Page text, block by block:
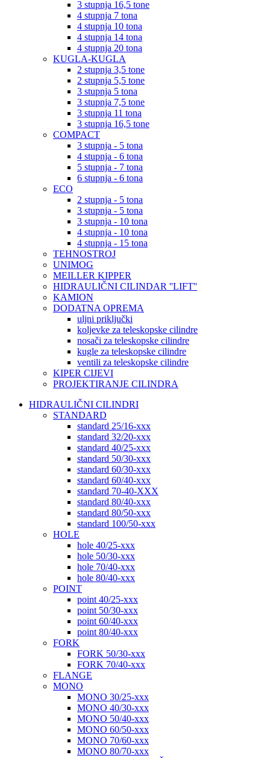
3 stupnja 16,5 tone
4 stupnja 7 tona
4 stupnja 10 tona
4 stupnja 14 tona
4 stupnja 20 tona
KUGLA-KUGLA
2 stupnja 3,5 tone
2 stupnja 5,5 tone
3 stupnja 5 tona
3 stupnja 7,5 tone
3 stupnja 11 tona
3 stupnja 16,5 tone
COMPACT
3 stupnja - 5 tona
4 stupnja - 6 tona
5 stupnja - 7 tona
6 stupnja - 6 tona
ECO
2 stupnja - 5 tona
3 stupnja - 5 tona
3 stupnja - 10 tona
4 stupnja - 10 tona
4 stupnja - 15 tona
TEHNOSTROJ
UNIMOG
MEILLER KIPPER
HIDRAULIČNI CILINDAR ''LIFT''
KAMION
DODATNA OPREMA
uljni priključki
koljevke za teleskopske cilindre
nosači za teleskopske cilindre
kugle za teleskopske cilindre
ventili za teleskopske cilindre
KIPER CIJEVI
PROJEKTIRANJE CILINDRA
HIDRAULIČNI CILINDRI
STANDARD
standard 25/16-xxx
standard 32/20-xxx
standard 40/25-xxx
standard 50/30-xxx
standard 60/30-xxx
standard 60/40-xxx
standard 70-40-XXX
standard 80/40-xxx
standard 80/50-xxx
standard 100/50-xxx
HOLE
hole 40/25-xxx
hole 50/30-xxx
hole 70/40-xxx
hole 80/40-xxx
POINT
point 40/25-xxx
point 50/30-xxx
point 60/40-xxx
point 80/40-xxx
FORK
FORK 50/30-xxx
FORK 70/40-xxx
FLANGE
MONO
MONO 30/25-xxx
MONO 40/30-xxx
MONO 50/40-xxx
MONO 60/50-xxx
MONO 70/60-xxx
MONO 80/70-xxx